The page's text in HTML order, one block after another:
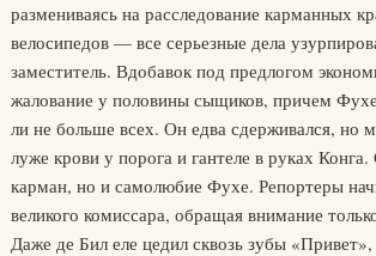
размениваясь на расследование карманных
велосипедов — все серьезные дела
заместитель. Вдобавок под предлогом
жалование у половины сыщиков, причем
ли не больше всех. Он едва сдерживался, но
луже крови у порога и гантеле в руках Конга.
карман, но и самолюбие Фухе. Репортеры
великого комиссара, обращая внимание
Даже де Бил еле цедил сквозь зубы «Привет»,